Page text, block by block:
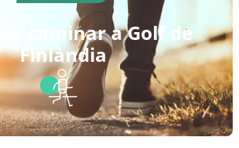
caminar a Golf de
Finlàndia